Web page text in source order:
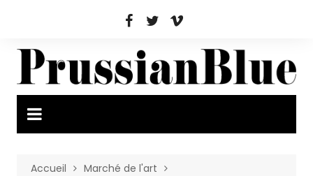
Accueil
Marché de l'art